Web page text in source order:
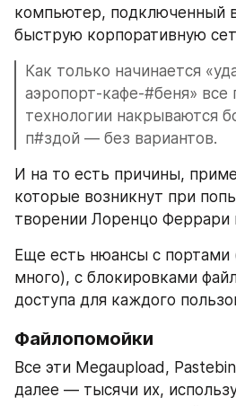
компьютер, подключенный
быструю корпоративную
Как только начинается
аэропорт-кафе-#беня» все
технологии накрываются
п#здой — без вариантов.
И на то есть причины,
которые возникнут при
творении Лоренцо Феррари
Еще есть нюансы с портами
много), с блокировками
доступа для каждого
Файлопомойки
Все эти Megaupload,
далее — тысячи их,